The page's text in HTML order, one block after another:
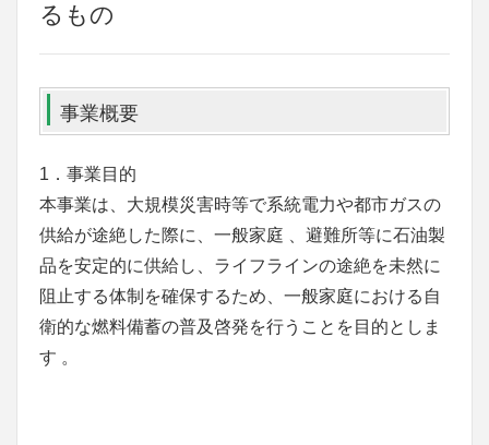
るもの
事業概要
1．事業目的
本事業は、大規模災害時等で系統電力や都市ガスの
供給が途絶した際に、一般家庭 、避難所等に石油製
品を安定的に供給し、ライフラインの途絶を未然に
阻止する体制を確保するため、一般家庭における自
衛的な燃料備蓄の普及啓発を行うことを目的としま
す 。